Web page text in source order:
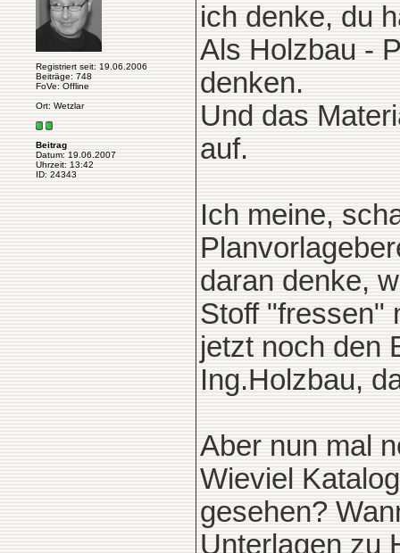
Registriert seit: 19.06.2006
Beiträge: 748
FoVe: Offline
Ort: Wetzlar
Beitrag
Datum: 19.06.2007
Uhrzeit: 13:42
ID: 24343
ich denke, du
Als Holzbau -
denken.
Und das
auf.
Ich meine,
daran denke,
Stoff "fressen"
jetzt noch den
Ing.Holzbau,
Aber nun mal
Wieviel
gesehen?
Unterlagen zu